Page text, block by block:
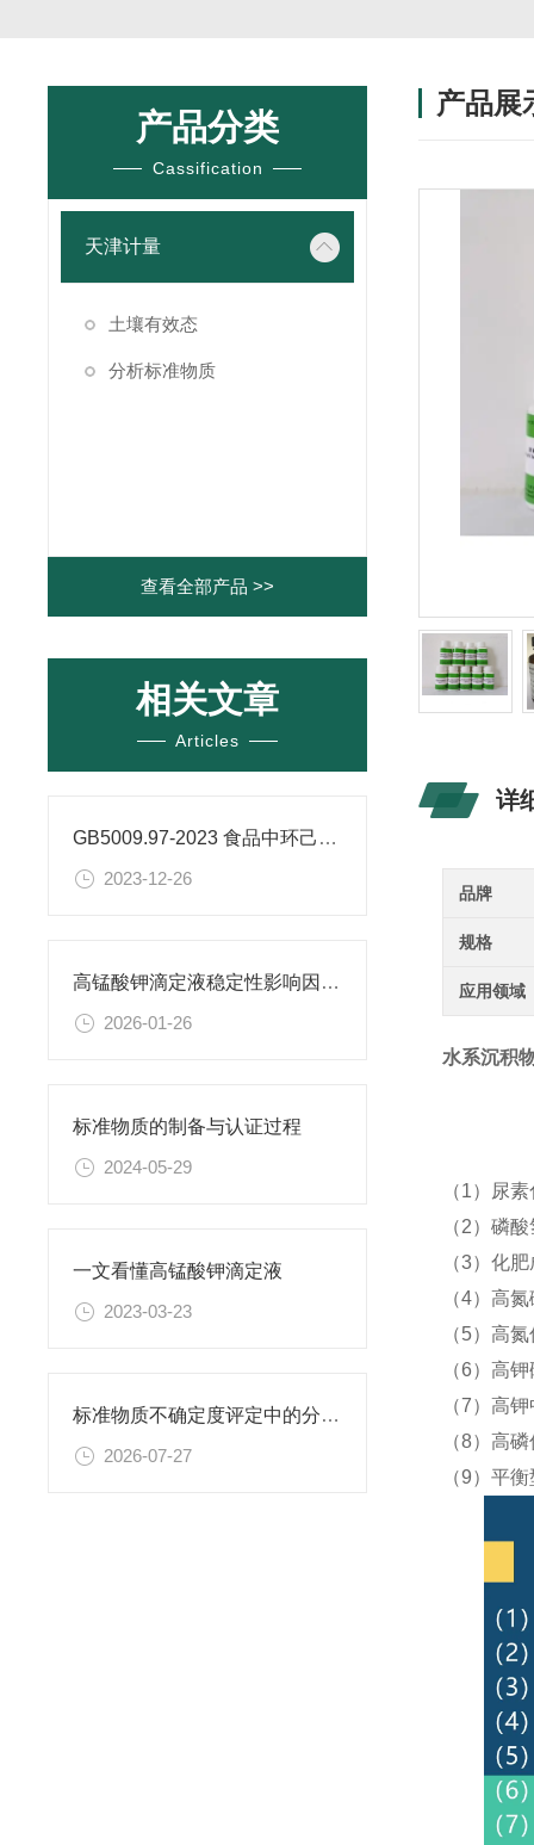
产品分类
Cassification
天津计量
土壤有效态
分析标准物质
查看全部产品 >>
相关文章
Articles
GB5009.97-2023 食品中环己基氨基磺酸盐的测定标准
2023-12-26
高锰酸钾滴定液稳定性影响因素及保存期限研究
2026-01-26
标准物质的制备与认证过程
2024-05-29
一文看懂高锰酸钾滴定液
2023-03-23
标准物质不确定度评定中的分量识别与量化计算方法
2026-07-27
产品展
详
品牌
规格
应用领域
水系沉积
（1）
（2）磷
（3）
（4）高
（5）高
（6）高
（7）高
（8）高
（9）平